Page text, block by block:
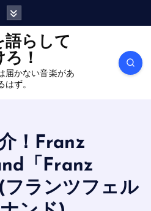
ろ！
届かない音楽があ
はず。
！Franz
「Franz
ランツフェル